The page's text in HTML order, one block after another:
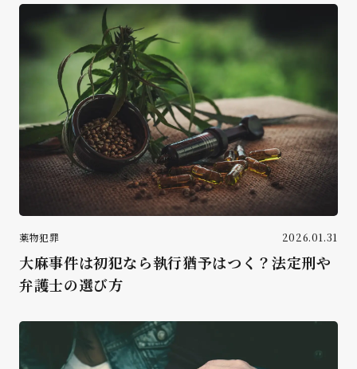
薬物犯罪 2026.01.31
大麻事件は初犯なら執行猶予はつく？法定刑や
弁護士の選び方